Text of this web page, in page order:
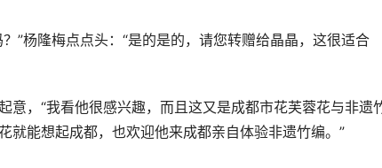
”杨隆梅点点头：“是的是的，请您转赠给晶晶，这很适合
意，“我看他很感兴趣，而且这又是成都市花芙蓉花与非遗
就能想起成都，也欢迎他来成都亲自体验非遗竹编。”